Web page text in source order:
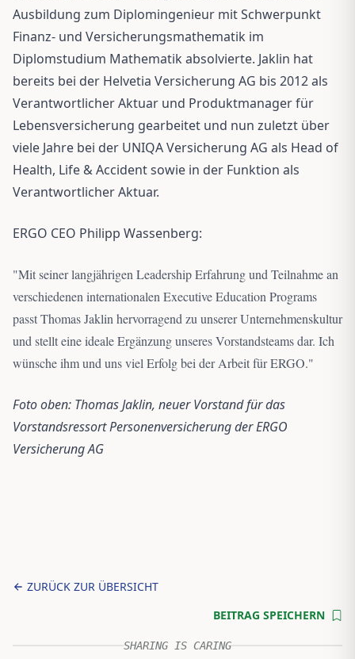
Ausbildung zum Diplomingenieur mit Schwerpunkt
Finanz- und Versicherungsmathematik im
Diplomstudium Mathematik absolvierte. Jaklin hat
bereits bei der Helvetia Versicherung AG bis 2012 als
Verantwortlicher Aktuar und Produktmanager für
Lebensversicherung gearbeitet und nun zuletzt über
viele Jahre bei der UNIQA Versicherung AG als Head of
Health, Life & Accident sowie in der Funktion als
Verantwortlicher Aktuar.
ERGO CEO Philipp Wassenberg:
"Mit seiner langjährigen Leadership Erfahrung und Teilnahme an
verschiedenen internationalen Executive Education Programs
passt Thomas Jaklin hervorragend zu unserer Unternehmenskultur
und stellt eine ideale Ergänzung unseres Vorstandsteams dar. Ich
wünsche ihm und uns viel Erfolg bei der Arbeit für ERGO."
Foto oben: Thomas Jaklin, neuer Vorstand für das
Vorstandsressort Personenversicherung der ERGO
Versicherung AG
ZURÜCK ZUR ÜBERSICHT
BEITRAG SPEICHERN
SHARING IS CARING